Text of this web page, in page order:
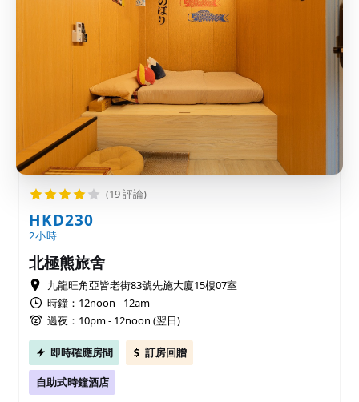
(19 評論)
HKD230
2小時
北極熊旅舍
九龍旺角亞皆老街83號先施大廈15樓07室
時鐘：12noon - 12am
過夜：10pm - 12noon (翌日)
即時確應房間 訂房回贈
自助式時鐘酒店